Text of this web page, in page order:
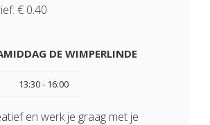
€ 0.40
DE WIMPERLINDE
13:30 - 16:00
en werk je graag met je